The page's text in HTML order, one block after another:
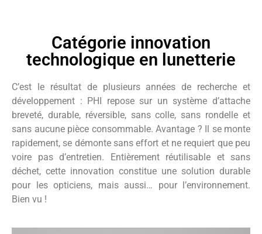
Catégorie innovation
technologique en lunetterie
C’est le résultat de plusieurs années de recherche et
développement : PHI repose sur un système d’attache
breveté, durable, réversible, sans colle, sans rondelle et
sans aucune pièce consommable. Avantage ? Il se monte
rapidement, se démonte sans effort et ne requiert que peu
voire pas d’entretien. Entièrement réutilisable et sans
déchet, cette innovation constitue une solution durable
pour les opticiens, mais aussi… pour l’environnement.
Bien vu !